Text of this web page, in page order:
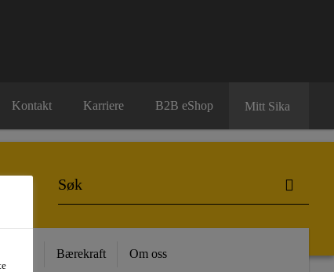
Kontakt Karriere B2B eShop Mitt Sika
Bærekraft Om oss